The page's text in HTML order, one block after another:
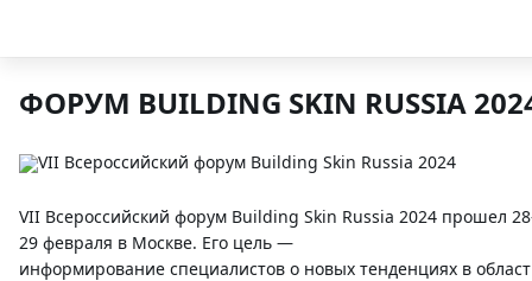
ФОРУМ BUILDING SKIN RUSSIA
VII Всероссийский форум Building Skin Russia 2024 прошел
29 февраля в Москве. Его цель —
информирование специалистов о новых тенденциях в